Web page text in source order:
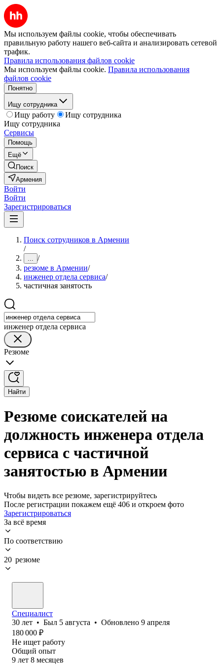
Мы используем файлы cookie, чтобы обеспечивать
правильную работу нашего веб-сайта и анализировать сетевой
трафик.
Правила использования файлов cookie
Мы используем файлы cookie. Правила использования
файлов cookie
Понятно
Ищу сотрудника
Ищу работу
Ищу сотрудника
Ищу сотрудника
Сервисы
Помощь
Ещё
Поиск
Армения
Войти
Войти
Зарегистрироваться
Поиск сотрудников в Армении
/
... /
резюме в Армении/
инженер отдела сервиса/
частичная занятость
инженер отдела сервиса
Резюме
Найти
Резюме соискателей на
должность инженера отдела
сервиса с частичной
занятостью в Армении
Чтобы видеть все резюме, зарегистрируйтесь
После регистрации покажем ещё 406 и откроем фото
Зарегистрироваться
За всё время
По соответствию
20 резюме
Специалист
30 лет • Был 5 августа • Обновлено 9 апреля
180 000 ₽
Не ищет работу
Общий опыт
9 лет 8 месяцев